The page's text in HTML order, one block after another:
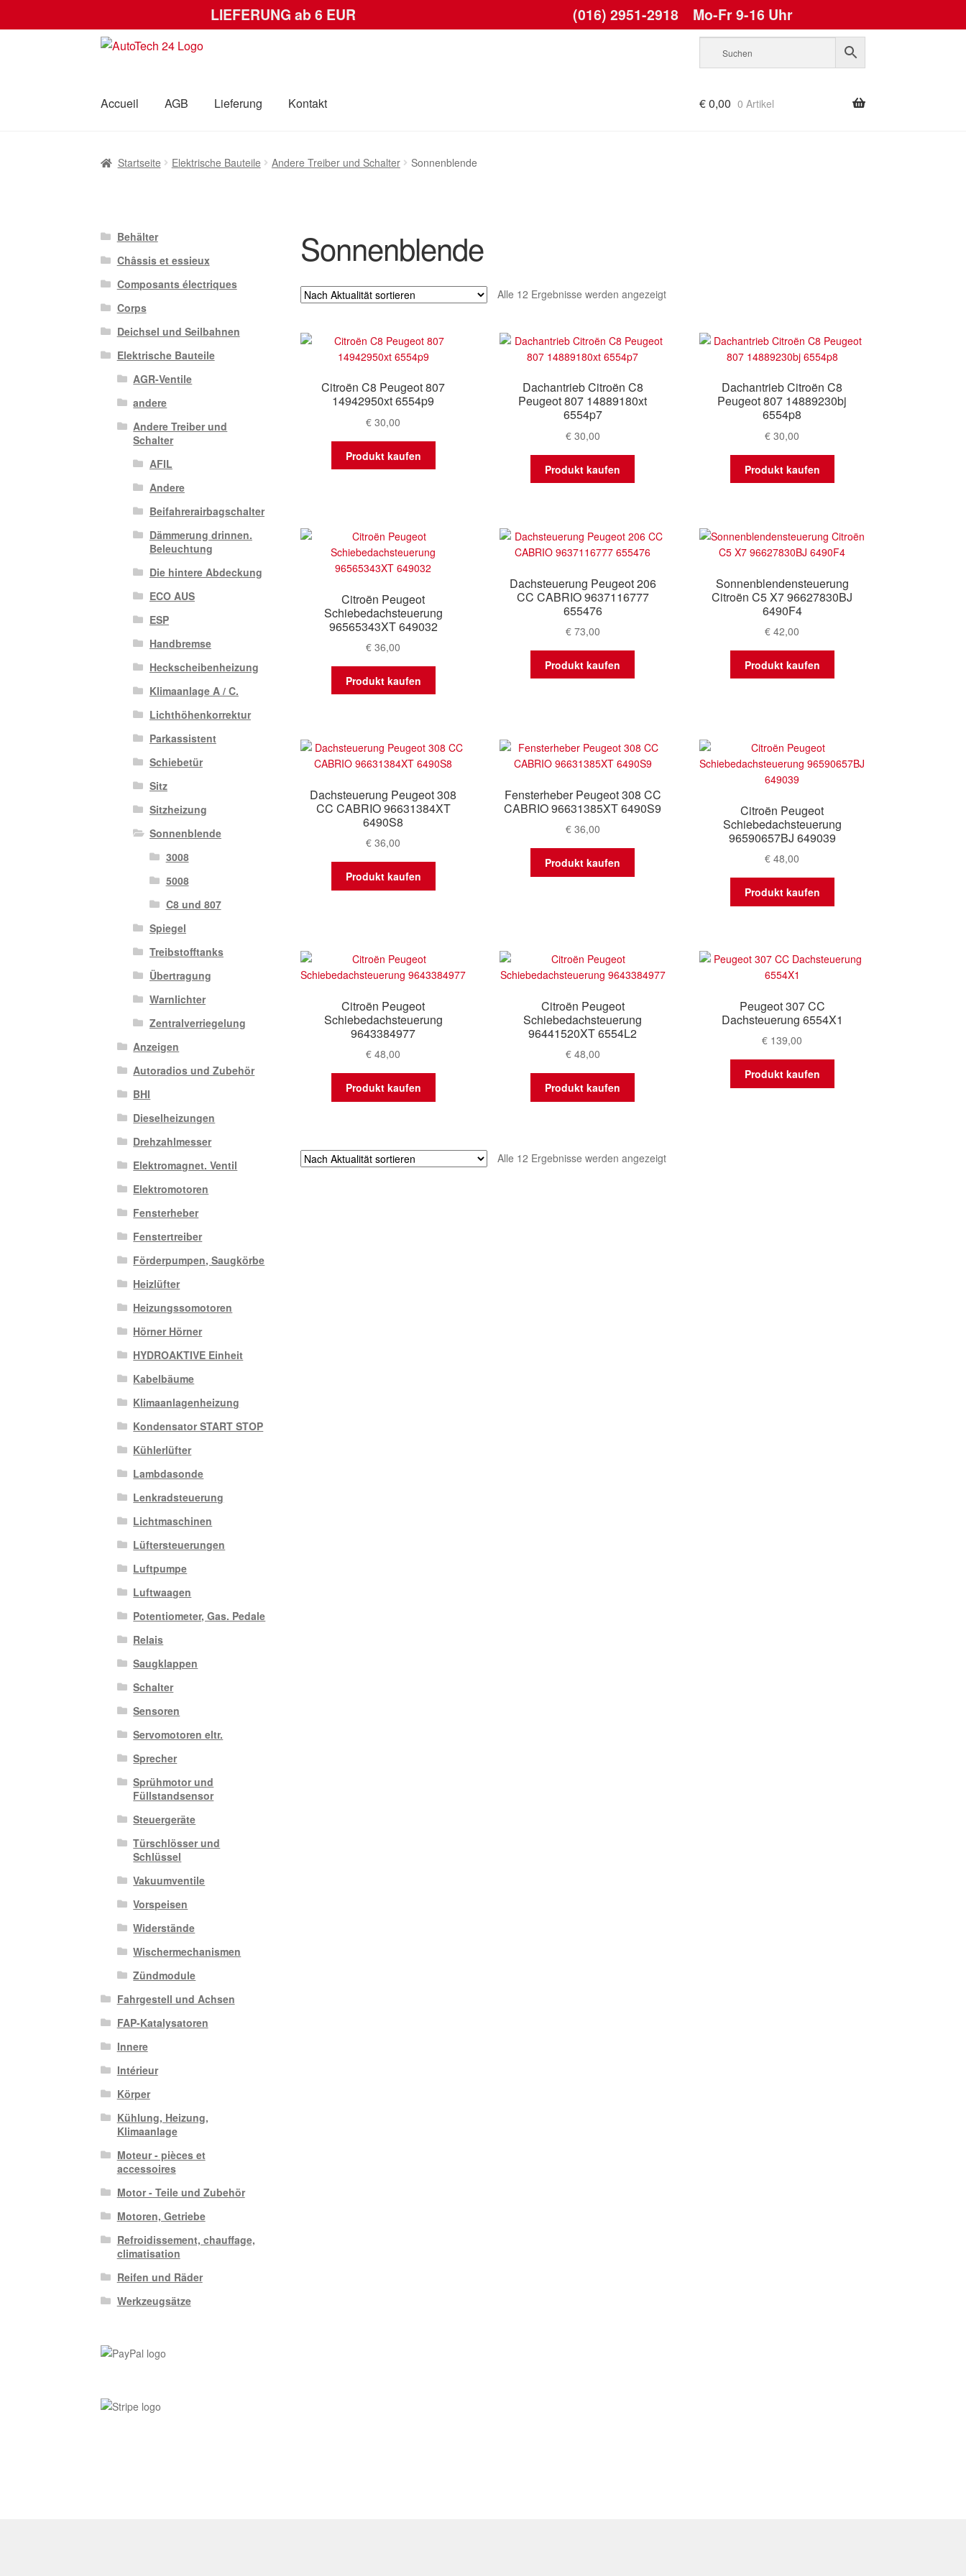
LIEFERUNG ab 6 EUR (016) 2951-2918Mo-Fr 9-16 Uhr
Zur
Zum
Accueil
AGB Lieferung Kontakt €0,00 0 Artikel
Startseite Elektrische Bauteile Andere Treiber und Schalter Sonnenblende
Sonnenblende
Alle 12 Ergebnisse werden angezeigtNach
Citroën C8 Peugeot 807
14942950xt 6554p9
€ 30,00
Produkt kaufen
Dachantrieb Citroën C8
Peugeot 807 14889180xt
6554p7
€30,00
Produkt kaufen
Dachantrieb Citroën C8
Peugeot 807 14889230bj
6554p8
€ 30,00
Produkt kaufen
Citroën Peugeot
Schiebedachsteuerung
96565343XT 649032
€ 36,00
Produkt kaufen
Dachsteuerung Peugeot 206
CC CABRIO 9637116777
655476
€73,00
Produkt kaufen
Sonnenblendensteuerung
Citroën C5 X7 96627830BJ
6490F4
€ 42,00
Produkt kaufen
Dachsteuerung Peugeot 308
CC CABRIO 96631384XT
6490S8
€ 36,00
Produkt kaufen
Fensterheber Peugeot 308 CC
CABRIO 96631385XT 6490S9
€36,00
Produkt kaufen
Citroën Peugeot
Schiebedachsteuerung
96590657BJ 649039
€ 48,00
Produkt kaufen
Citroën Peugeot
Schiebedachsteuerung
9643384977
€ 48,00
Produkt kaufen
Citroën Peugeot
Schiebedachsteuerung
96441520XT 6554L2
€48,00
Produkt kaufen
Peugeot 307 CC
Dachsteuerung 6554X1
€ 139,00
Produkt kaufen
Alle 12 Ergebnisse werden angezeigtNach
Behälter
Châssis et essieux
Composants électriques
Corps
Deichsel und Seilbahnen
Elektrische Bauteile
AGR-Ventile
andere
Andere Treiber und
Schalter
AFIL
Andere
Beifahrerairbagschalter
Dämmerung drinnen.
Beleuchtung
Die hintere Abdeckung
ECO AUS
ESP
Handbremse
Heckscheibenheizung
Klimaanlage A / C.
Lichthöhenkorrektur
Parkassistent
Schiebetür
Sitz
Sitzheizung
Sonnenblende
3008
5008
C8 und 807
Spiegel
Treibstofftanks
Übertragung
Warnlichter
Zentralverriegelung
Anzeigen
Autoradios und Zubehör
BHI
Dieselheizungen
Drehzahlmesser
Elektromagnet. Ventil
Elektromotoren
Fensterheber
Fenstertreiber
Förderpumpen, Saugkörbe
Heizlüfter
Heizungssomotoren
Hörner Hörner
HYDROAKTIVE Einheit
Kabelbäume
Klimaanlagenheizung
Kondensator START STOP
Kühlerlüfter
Lambdasonde
Lenkradsteuerung
Lichtmaschinen
Lüftersteuerungen
Luftpumpe
Luftwaagen
Potentiometer, Gas. Pedale
Relais
Saugklappen
Schalter
Sensoren
Servomotoren eltr.
Sprecher
Sprühmotor und
Füllstandsensor
Steuergeräte
Türschlösser und
Schlüssel
Vakuumventile
Vorspeisen
Widerstände
Wischermechanismen
Zündmodule
Fahrgestell und Achsen
FAP-Katalysatoren
Innere
Intérieur
Körper
Kühlung, Heizung,
Klimaanlage
Moteur - pièces et
accessoires
Motor - Teile und Zubehör
Motoren, Getriebe
Refroidissement, chauffage,
climatisation
Reifen und Räder
Werkzeugsätze